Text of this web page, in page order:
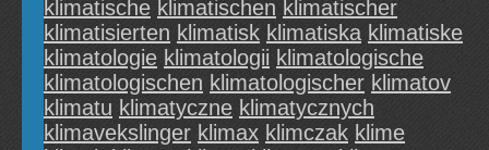
klimatische klimatischen klimatischer
klimatisierten klimatisk klimatiska klimatiske
klimatologie klimatologii klimatologische
klimatologischen klimatologischer klimatov
klimatu klimatyczne klimatycznych
klimavekslinger klimax klimczak klime